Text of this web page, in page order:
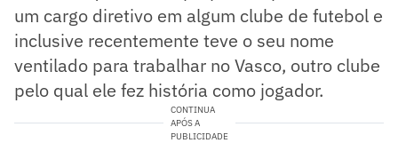
um cargo diretivo em algum clube de futebol e
inclusive recentemente teve o seu nome
ventilado para trabalhar no Vasco, outro clube
pelo qual ele fez história como jogador.
CONTINUA
APÓS A
PUBLICIDADE